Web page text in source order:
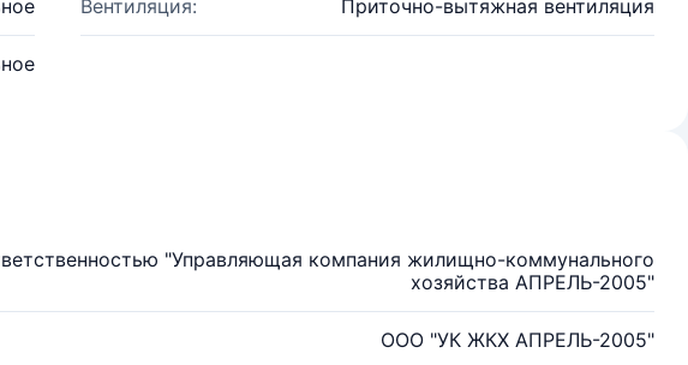
Вентиляция: Приточно-вытяжная вентиляция
"Управляющая компания жилищно-коммунального
хозяйства АПРЕЛЬ-2005"
ООО "УК ЖКХ АПРЕЛЬ-2005"